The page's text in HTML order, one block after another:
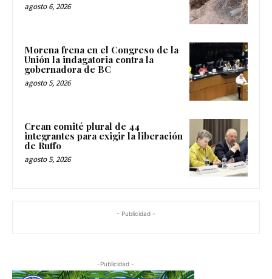
agosto 6, 2026
Morena frena en el Congreso de la
Unión la indagatoria contra la
gobernadora de BC
agosto 5, 2026
Crean comité plural de 44
integrantes para exigir la liberación
de Ruffo
agosto 5, 2026
- Publicidad -
-Publicidad -